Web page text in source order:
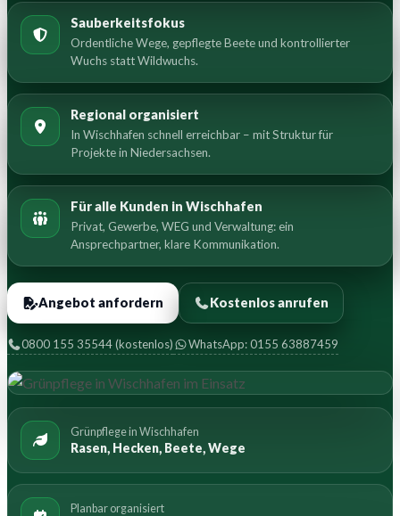
Sauberkeitsfokus
Ordentliche Wege, gepflegte Beete und kontrollierter
Wuchs statt Wildwuchs.
Regional organisiert
In Wischhafen schnell erreichbar – mit Struktur für
Projekte in Niedersachsen.
Für alle Kunden in Wischhafen
Privat, Gewerbe, WEG und Verwaltung: ein
Ansprechpartner, klare Kommunikation.
Angebot anfordern Kostenlos anrufen
0800 155 35544 (kostenlos) WhatsApp: 0155 63887459
Grünpflege in Wischhafen
Rasen, Hecken, Beete, Wege
Planbar organisiert